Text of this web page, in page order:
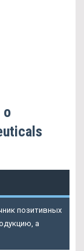
о
позитивных
а